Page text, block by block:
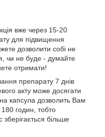
вже через 15-20
для підвищення
дозволити собі не
чи не буде - думайте
отримати!
препарату 7 днів
акту може досягати
капсула дозволить Вам
годин, тобто
більше